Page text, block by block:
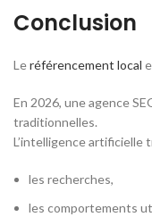
Conclusion
Leréférencement local
En 2026, une agence
traditionnelles.
L’intelligence artificielle
les recherches,
les comportements